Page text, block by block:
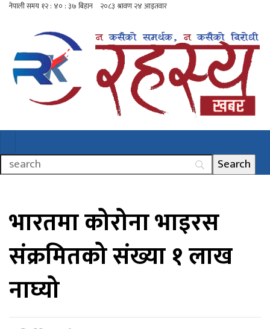
भारतमा कोरोना भाइरस
संक्रमितको संख्या १ लाख
नाघ्यो